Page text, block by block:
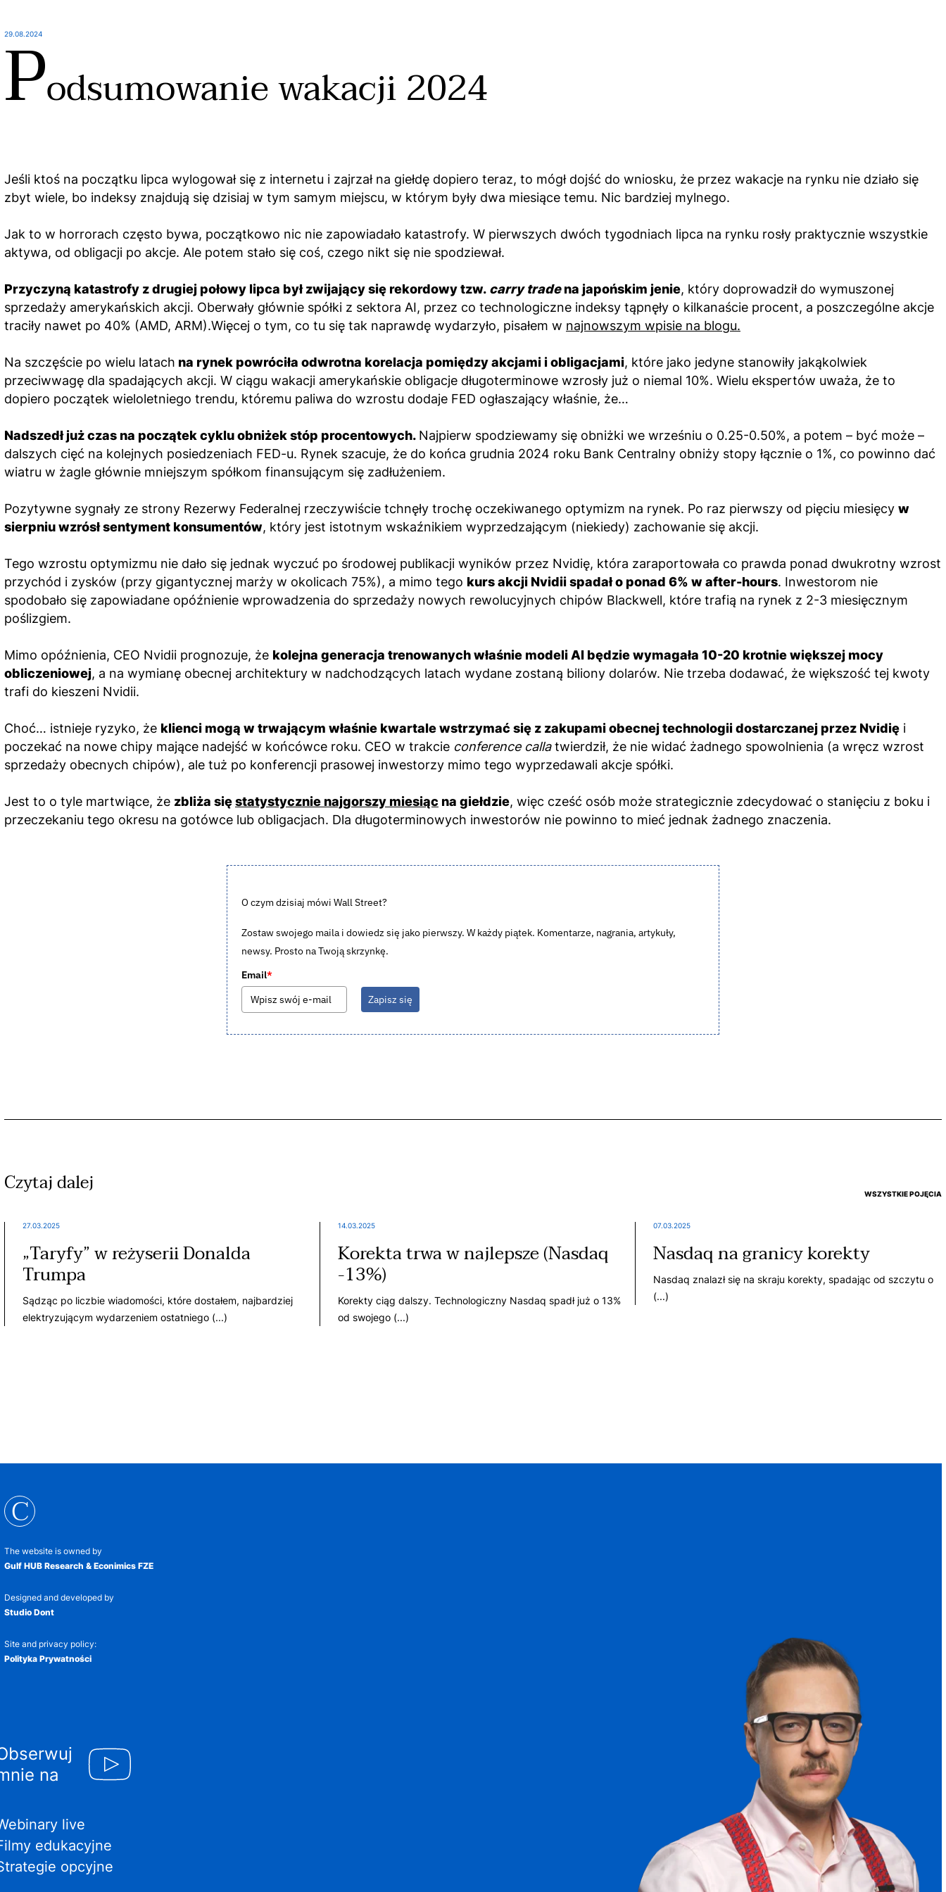
29.08.2024
Podsumowanie wakacji 2024
Jeśli ktoś na początku lipca wylogował się z internetu i zajrzał na giełdę dopiero teraz, to mógł dojść do wniosku, że przez wakacje na rynku nie działo się
zbyt wiele, bo indeksy znajdują się dzisiaj w tym samym miejscu, w którym były dwa miesiące temu. Nic bardziej mylnego.
Jak to w horrorach często bywa, początkowo nic nie zapowiadało katastrofy. W pierwszych dwóch tygodniach lipca na rynku rosły praktycznie wszystkie
aktywa, od obligacji po akcje. Ale potem stało się coś, czego nikt się nie spodziewał.
Przyczyną katastrofy z drugiej połowy lipca był zwijający się rekordowy tzw. carry tradena japońskim jenie, który doprowadził do wymuszonej
sprzedaży amerykańskich akcji. Oberwały głównie spółki z sektora AI, przez co technologiczne indeksy tąpnęły o kilkanaście procent, a poszczególne akcje
traciły nawet po 40% (AMD, ARM).Więcej o tym, co tu się tak naprawdę wydarzyło, pisałem w najnowszym wpisie na blogu.
Na szczęście po wielu latach na rynek powróciła odwrotna korelacja pomiędzy akcjami i obligacjami, które jako jedyne stanowiły jakąkolwiek
przeciwwagę dla spadających akcji. W ciągu wakacji amerykańskie obligacje długoterminowe wzrosły już o niemal 10%. Wielu ekspertów uważa, że to
dopiero początek wieloletniego trendu, któremu paliwa do wzrostu dodaje FED ogłaszający właśnie, że…
Nadszedł już czas na początek cyklu obniżek stóp procentowych. Najpierw spodziewamy się obniżki we wrześniu o 0.25-0.50%, a potem – być może –
dalszych cięć na kolejnych posiedzeniach FED-u. Rynek szacuje, że do końca grudnia 2024 roku Bank Centralny obniży stopy łącznie o 1%, co powinno dać
wiatru w żagle głównie mniejszym spółkom finansującym się zadłużeniem.
Pozytywne sygnały ze strony Rezerwy Federalnej rzeczywiście tchnęły trochę oczekiwanego optymizm na rynek. Po raz pierwszy od pięciu miesięcy w
sierpniu wzrósł sentyment konsumentów, który jest istotnym wskaźnikiem wyprzedzającym (niekiedy) zachowanie się akcji.
Tego wzrostu optymizmu nie dało się jednak wyczuć po środowej publikacji wyników przez Nvidię, która zaraportowała co prawda ponad dwukrotny wzrost
przychód i zysków (przy gigantycznej marży w okolicach 75%), a mimo tego kurs akcji Nvidii spadał o ponad 6% w after-hours. Inwestorom nie
spodobało się zapowiadane opóźnienie wprowadzenia do sprzedaży nowych rewolucyjnych chipów Blackwell, które trafią na rynek z 2-3 miesięcznym
poślizgiem.
Mimo opóźnienia, CEO Nvidii prognozuje, że kolejna generacja trenowanych właśnie modeli AI będzie wymagała 10-20 krotnie większej mocy
obliczeniowej, a na wymianę obecnej architektury w nadchodzących latach wydane zostaną biliony dolarów. Nie trzeba dodawać, że większość tej kwoty
trafi do kieszeni Nvidii.
Choć… istnieje ryzyko, że klienci mogą w trwającym właśnie kwartale wstrzymać się z zakupami obecnej technologii dostarczanej przez Nvidię i
poczekać na nowe chipy mające nadejść w końcówce roku. CEO w trakcie conference callatwierdził, że nie widać żadnego spowolnienia (a wręcz wzrost
sprzedaży obecnych chipów), ale tuż po konferencji prasowej inwestorzy mimo tego wyprzedawali akcje spółki.
Jest to o tyle martwiące, że zbliża sięstatystycznie najgorszy miesiąc na giełdzie, więc cześć osób może strategicznie zdecydować o stanięciu z boku i
przeczekaniu tego okresu na gotówce lub obligacjach. Dla długoterminowych inwestorów nie powinno to mieć jednak żadnego znaczenia.
O czym dzisiaj mówi Wall Street?
Zostaw swojego maila i dowiedz się jako pierwszy. W każdy piątek. Komentarze, nagrania, artykuły,
newsy. Prosto na Twoją skrzynkę.
Email*
Zapisz się
Czytaj dalej WSZYSTKIE POJĘCIA
27.03.2025
„Taryfy” w reżyserii Donalda
Trumpa
Sądząc po liczbie wiadomości, które dostałem, najbardziej
elektryzującym wydarzeniem ostatniego (...)
14.03.2025
Korekta trwa w najlepsze (Nasdaq
-13%)
Korekty ciąg dalszy. Technologiczny Nasdaq spadł już o 13%
od swojego (...)
07.03.2025
Nasdaq na granicy korekty
Nasdaq znalazł się na skraju korekty, spadając od szczytu o
(...)
C
The website is owned by
Gulf HUB Research & Econimics FZE
Designed and developed by
Studio Dont
Site and privacy policy:
Polityka Prywatności
na
live
edukacyjne
opcyjne